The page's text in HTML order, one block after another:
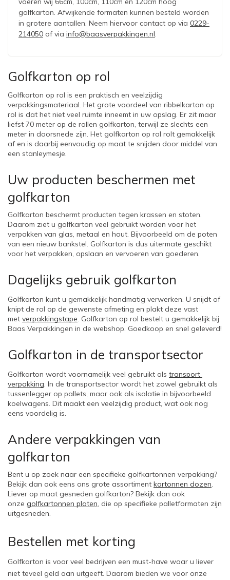
golfkarton. Afwijkende formaten kunnen besteld worden
in grotere aantallen. Neem hiervoor contact op via 0229-
214050 of via info@baasverpakkingen.nl.
Golfkarton op rol
Golfkarton op rol is een praktisch en veelzijdig
verpakkingsmateriaal. Het grote voordeel van ribbelkarton op
rol is dat het niet veel ruimte inneemt in uw opslag. Er zit maar
liefst 70 meter op de rollen golfkarton, terwijl ze slechts een
meter in doorsnede zijn. Het golfkarton op rol rolt gemakkelijk
af en is daarbij eenvoudig op maat te snijden door middel van
een stanleymesje.
Uw producten beschermen met
golfkarton
Golfkarton beschermt producten tegen krassen en stoten.
Daarom ziet u golfkarton veel gebruikt worden voor het
verpakken van glas, metaal en hout. Bijvoorbeeld om de poten
van een nieuw bankstel. Golfkarton is dus uitermate geschikt
voor het verpakken, opslaan en vervoeren van goederen.
Dagelijks gebruik golfkarton
Golfkarton kunt u gemakkelijk handmatig verwerken. U snijdt of
knipt de rol op de gewenste afmeting en plakt deze vast
met verpakkingstape. Golfkarton op rol bestelt u gemakkelijk bij
Baas Verpakkingen in de webshop. Goedkoop en snel geleverd!
Golfkarton in de transportsector
Golfkarton wordt voornamelijk veel gebruikt als transport
verpakking. In de transportsector wordt het zowel gebruikt als
tussenlegger op pallets, maar ook als isolatie in bijvoorbeeld
koelwagens. Dit maakt een veelzijdig product, wat ook nog
eens voordelig is.
Andere verpakkingen van
golfkarton
Bent u op zoek naar een specifieke golfkartonnen verpakking?
Bekijk dan ook eens ons grote assortiment kartonnen dozen.
Liever op maat gesneden golfkarton? Bekijk dan ook
onze golfkartonnen platen, die op specifieke palletformaten zijn
uitgesneden.
Bestellen met korting
Golfkarton is voor veel bedrijven een must-have waar u liever
niet teveel geld aan uitgeeft. Daarom bieden we voor onze